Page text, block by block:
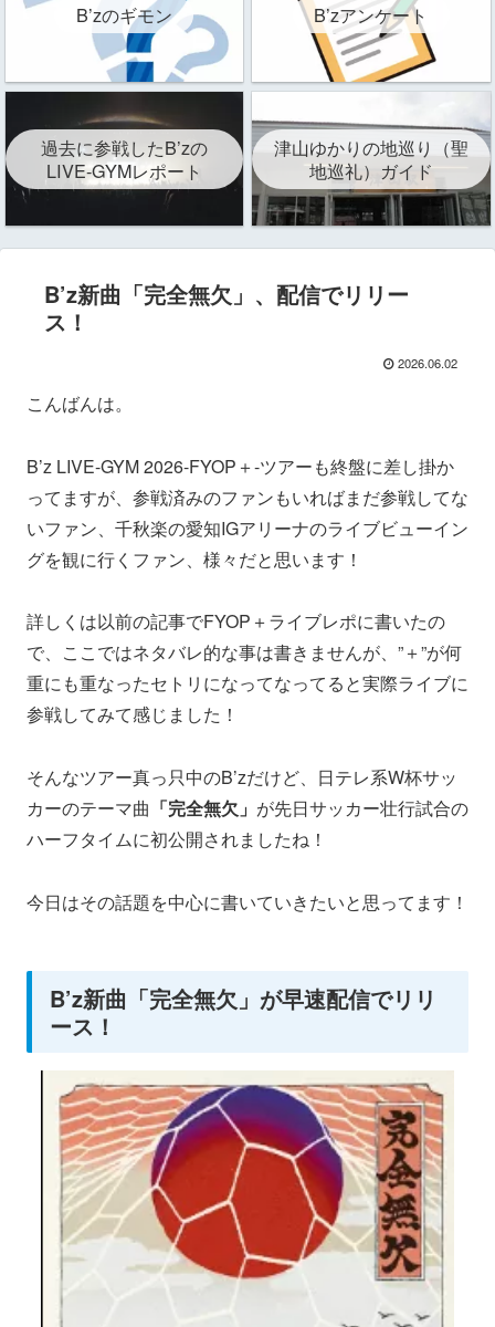
B’zのギモン B’zアンケート
過去に参戦したB’zの
LIVE-GYMレポート
津山ゆかりの地巡り（聖
地巡礼）ガイド
B’z新曲「完全無欠」、配信でリリー
ス！
2026.06.02
こんばんは。
B’z LIVE-GYM 2026-FYOP＋-ツアーも終盤に差し掛か
ってますが、参戦済みのファンもいればまだ参戦してな
いファン、千秋楽の愛知IGアリーナのライブビューイン
グを観に行くファン、様々だと思います！
詳しくは以前の記事でFYOP＋ライブレポに書いたの
で、ここではネタバレ的な事は書きませんが、”＋”が何
重にも重なったセトリになってなってると実際ライブに
参戦してみて感じました！
そんなツアー真っ只中のB’zだけど、日テレ系W杯サッ
カーのテーマ曲 「完全無欠」 が先日サッカー壮行試合の
ハーフタイムに初公開されましたね！
今日はその話題を中心に書いていきたいと思ってます！
B’z新曲「完全無欠」が早速配信でリリ
ース！